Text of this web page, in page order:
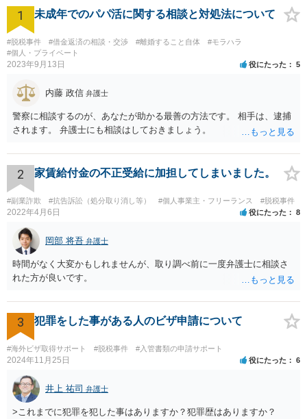
1 未成年でのパパ活に関する相談と対処法について
#脱税事件 #借金返済の相談・交渉 #離婚すること自体
#モラハラ
#個人・プライベート
2023年9月13日 役にたった 5
内藤 政信 弁護士
警察に相談するのが、あなたが助かる最善の方法です。 相手は、逮捕
されます。 弁護士にも相談はしておきましょう。
2 家賃給付金の不正受給に加担してしまいました。
#副業詐欺 #抗告訴訟（処分取り消し等） #個人事業主・フリーランス #脱税事件
2022年4月6日 役にたった 8
岡部 将吾 弁護士
時間がなく大変かもしれませんが、取り調べ前に一度弁護士に相談さ
れた方が良いです。
3 犯罪をした事がある人のビザ申請について
#海外ビザ取得サポート #脱税事件 #入管書類の申請サポート
2024年11月25日 役にたった 6
井上 祐司 弁護士
>これまでに犯罪を犯した事はありますか？犯罪歴はありますか？